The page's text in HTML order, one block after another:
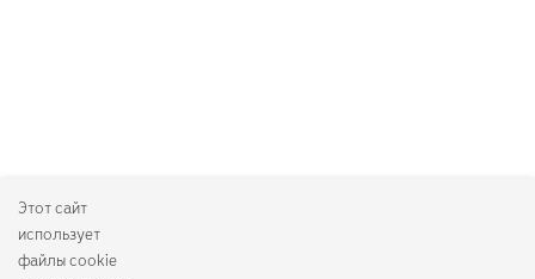
Этот сайт
использует
файлы cookie